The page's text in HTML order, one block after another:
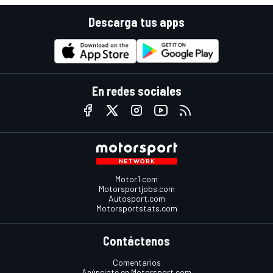
Descarga tus apps
En redes sociales
Motor1.com
Motorsportjobs.com
Autosport.com
Motorsportstats.com
Contáctenos
Comentarios